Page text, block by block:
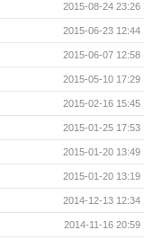
2015-08-24 23:26
2015-06-23 12:44
2015-06-07 12:58
2015-05-10 17:29
2015-02-16 15:45
2015-01-25 17:53
2015-01-20 13:49
2015-01-20 13:19
2014-12-13 12:34
2014-11-16 20:59